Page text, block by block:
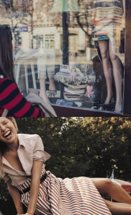
и поддержка
витрины StepClub
Смотреть проект
сайт для сети
Soho Project